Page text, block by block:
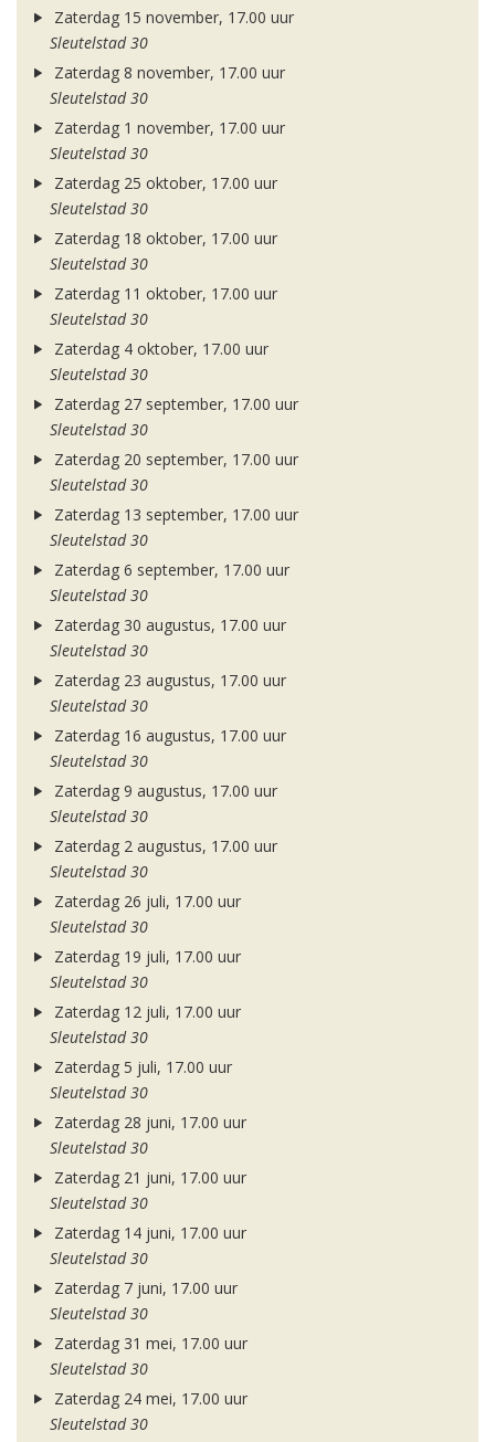
Zaterdag 15 november, 17.00 uur
Sleutelstad 30
Zaterdag 8 november, 17.00 uur
Sleutelstad 30
Zaterdag 1 november, 17.00 uur
Sleutelstad 30
Zaterdag 25 oktober, 17.00 uur
Sleutelstad 30
Zaterdag 18 oktober, 17.00 uur
Sleutelstad 30
Zaterdag 11 oktober, 17.00 uur
Sleutelstad 30
Zaterdag 4 oktober, 17.00 uur
Sleutelstad 30
Zaterdag 27 september, 17.00 uur
Sleutelstad 30
Zaterdag 20 september, 17.00 uur
Sleutelstad 30
Zaterdag 13 september, 17.00 uur
Sleutelstad 30
Zaterdag 6 september, 17.00 uur
Sleutelstad 30
Zaterdag 30 augustus, 17.00 uur
Sleutelstad 30
Zaterdag 23 augustus, 17.00 uur
Sleutelstad 30
Zaterdag 16 augustus, 17.00 uur
Sleutelstad 30
Zaterdag 9 augustus, 17.00 uur
Sleutelstad 30
Zaterdag 2 augustus, 17.00 uur
Sleutelstad 30
Zaterdag 26 juli, 17.00 uur
Sleutelstad 30
Zaterdag 19 juli, 17.00 uur
Sleutelstad 30
Zaterdag 12 juli, 17.00 uur
Sleutelstad 30
Zaterdag 5 juli, 17.00 uur
Sleutelstad 30
Zaterdag 28 juni, 17.00 uur
Sleutelstad 30
Zaterdag 21 juni, 17.00 uur
Sleutelstad 30
Zaterdag 14 juni, 17.00 uur
Sleutelstad 30
Zaterdag 7 juni, 17.00 uur
Sleutelstad 30
Zaterdag 31 mei, 17.00 uur
Sleutelstad 30
Zaterdag 24 mei, 17.00 uur
Sleutelstad 30